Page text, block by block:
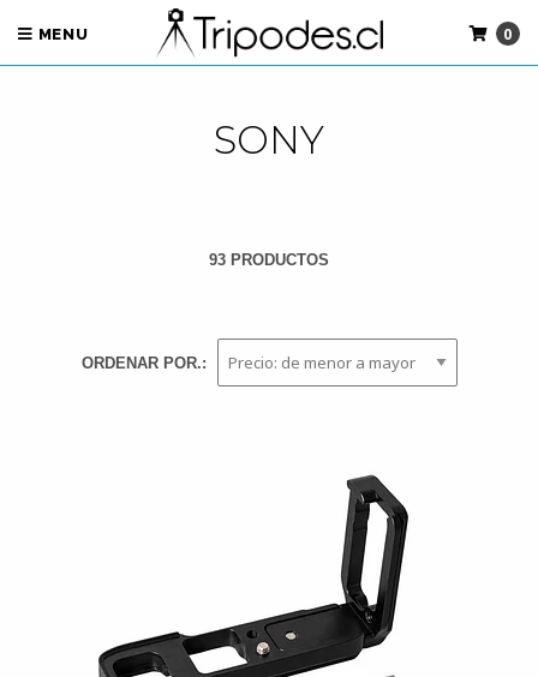
MENU 0
SONY
93 PRODUCTOS
ORDENAR POR.: